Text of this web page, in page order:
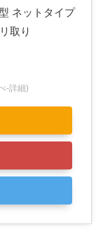
ネットタイプ
取り
-詳細)